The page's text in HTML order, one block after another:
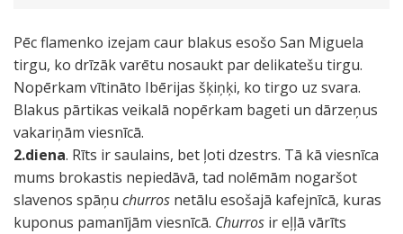
Pēc flamenko izejam caur blakus esošo San Miguela
tirgu, ko drīzāk varētu nosaukt par delikatešu tirgu.
Nopērkam vītināto Ibērijas šķiņķi, ko tirgo uz svara.
Blakus pārtikas veikalā nopērkam bageti un dārzeņus
vakariņām viesnīcā.
2.diena. Rīts ir saulains, bet ļoti dzestrs. Tā kā viesnīca
mums brokastis nepiedāvā, tad nolēmām nogaršot
slavenos spāņu churros netālu esošajā kafejnīcā, kuras
kuponus pamanījām viesnīcā. Churros ir eļļā vārīts